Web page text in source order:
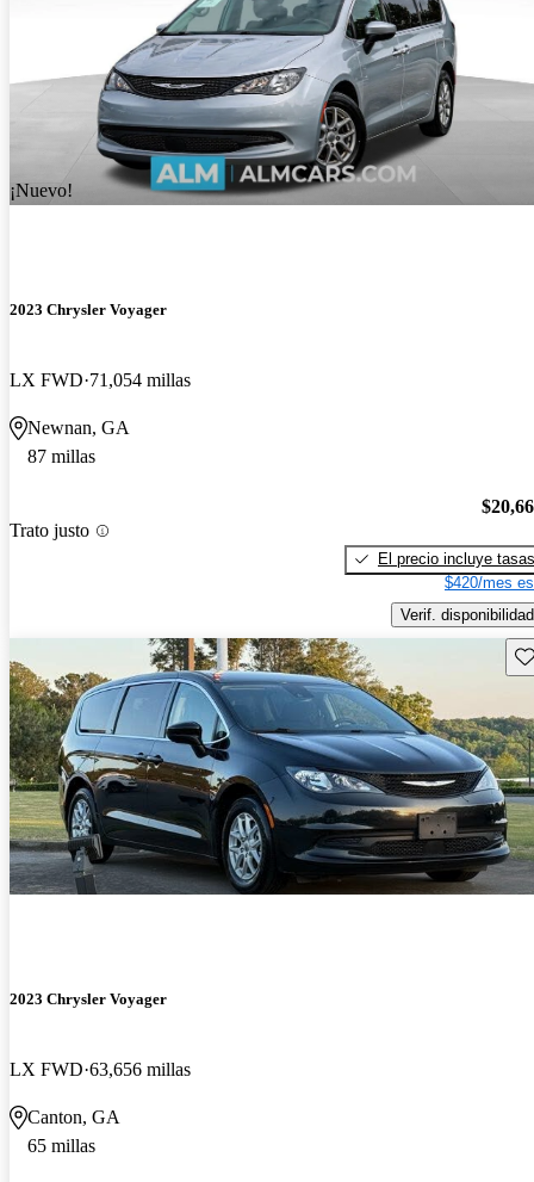
¡Nuevo!
2023 Chrysler Voyager
LX FWD 71,054 millas
Newnan, GA
87 millas
Trato justo
El precio incluye tasas
$420/mes
Verif. disponibilidad
2023 Chrysler Voyager
LX FWD 63,656 millas
Canton, GA
65 millas